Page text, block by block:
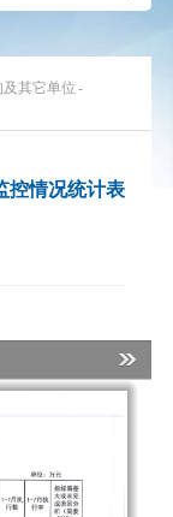
及其它单位 -
控情况统计表